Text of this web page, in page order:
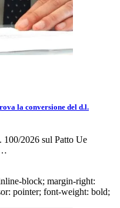
la conversione del d.l.
2026 sul Patto Ue
block; margin-right:
pointer; font-weight: bold;